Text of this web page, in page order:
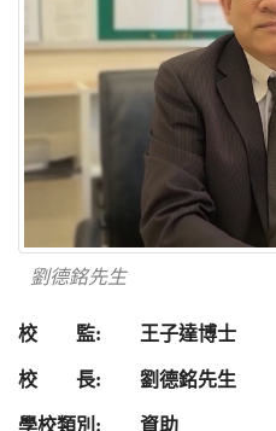
劉德銘先生
校 監: 王子達博士
校 長: 劉德銘先生
學校類別: 資助